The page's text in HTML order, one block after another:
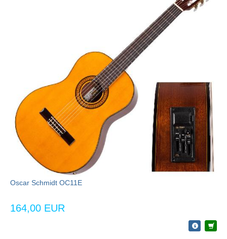
Oscar Schmidt OC11E
164,00 EUR